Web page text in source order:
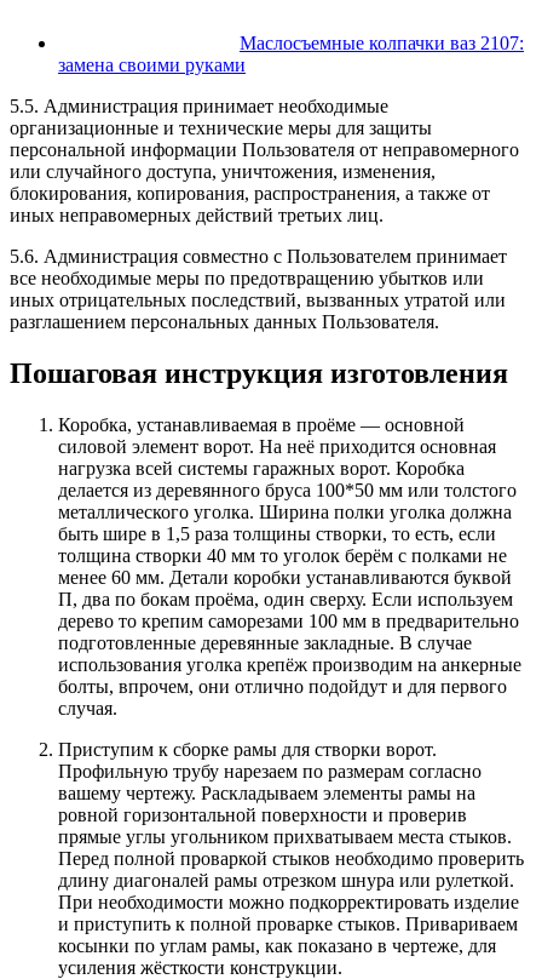
Маслосъемные колпачки ваз 2107:
замена своими руками
5.5. Администрация принимает необходимые
организационные и технические меры для защиты
персональной информации Пользователя от неправомерного
или случайного доступа, уничтожения, изменения,
блокирования, копирования, распространения, а также от
иных неправомерных действий третьих лиц.
5.6. Администрация совместно с Пользователем принимает
все необходимые меры по предотвращению убытков или
иных отрицательных последствий, вызванных утратой или
разглашением персональных данных Пользователя.
Пошаговая инструкция изготовления
Коробка, устанавливаемая в проёме — основной
силовой элемент ворот. На неё приходится основная
нагрузка всей системы гаражных ворот. Коробка
делается из деревянного бруса 100*50 мм или толстого
металлического уголка. Ширина полки уголка должна
быть шире в 1,5 раза толщины створки, то есть, если
толщина створки 40 мм то уголок берём с полками не
менее 60 мм. Детали коробки устанавливаются буквой
П, два по бокам проёма, один сверху. Если используем
дерево то крепим саморезами 100 мм в предварительно
подготовленные деревянные закладные. В случае
использования уголка крепёж производим на анкерные
болты, впрочем, они отлично подойдут и для первого
случая.
Приступим к сборке рамы для створки ворот.
Профильную трубу нарезаем по размерам согласно
вашему чертежу. Раскладываем элементы рамы на
ровной горизонтальной поверхности и проверив
прямые углы угольником прихватываем места стыков.
Перед полной проваркой стыков необходимо проверить
длину диагоналей рамы отрезком шнура или рулеткой.
При необходимости можно подкорректировать изделие
и приступить к полной проварке стыков. Привариваем
косынки по углам рамы, как показано в чертеже, для
усиления жёсткости конструкции.